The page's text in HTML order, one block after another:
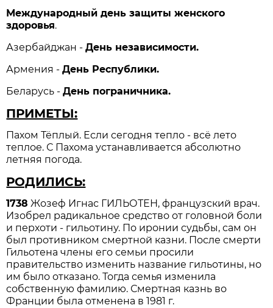
Международный день защиты женского
здоровья.
Азербайджан -День независимости.
Армения -День Республики.
Беларусь -День пограничника.
ПРИМЕТЫ:
Пахом Тёплый. Если сегодня тепло - всё лето
теплое. С Пахома устанавливается абсолютно
летняя погода.
РОДИЛИСЬ:
1738 Жозеф Игнас ГИЛЬОТЕН, французский врач.
Изобрел радикальное средство от головной боли
и перхоти - гильотину. По иронии судьбы, сам он
был противником смертной казни. После смерти
Гильотена члены его семьи просили
правительство изменить название гильотины, но
им было отказано. Тогда семья изменила
собственную фамилию. Смертная казнь во
Франции была отменена в 1981 г.